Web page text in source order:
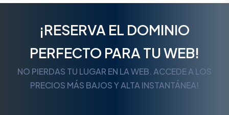
¡RESERVA EL DOMINIO
PERFECTO PARA TU WEB!
NO PIERDAS TU LUGAR EN LA WEB. ACCEDE A LOS
PRECIOS MÁS BAJOS Y ALTA INSTANTÁNEA!